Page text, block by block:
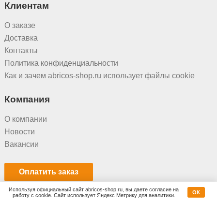
Клиентам
О заказе
Доставка
Контакты
Политика конфиденциальности
Как и зачем abricos-shop.ru использует файлы cookie
Компания
О компании
Новости
Вакансии
Оплатить заказ
© Абрикос, г. Барнаул, Павловский тракт 327Б, +7(903)996-66-68
Используя официальный сайт abricos-shop.ru, вы даете согласие на
работу с cookie. Сайт использует Яндекс Метрику для аналитики.
ОК